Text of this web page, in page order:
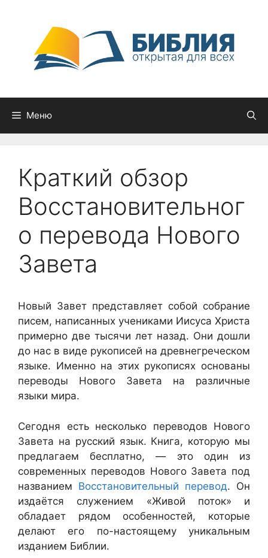
содержимому
Меню
Краткий обзор
Восстановительног
о перевода Нового
Завета
Новый Завет представляет собой собрание
писем, написанных учениками Иисуса Христа
примерно две тысячи лет назад. Они дошли
до нас в виде рукописей на древнегреческом
языке. Именно на этих рукописях основаны
переводы Нового Завета на различные
языки мира.
Сегодня есть несколько переводов Нового
Завета на русский язык. Книга, которую мы
предлагаем бесплатно, — это один из
современных переводов Нового Завета под
названием Восстановительный перевод. Он
издаётся служением «Живой поток» и
обладает рядом особенностей, которые
делают его по-настоящему уникальным
изданием Библии.